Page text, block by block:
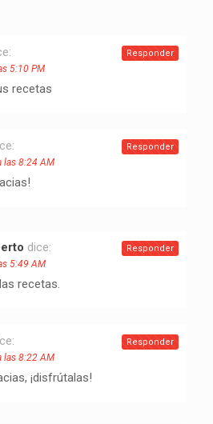
5:10 PM
recetas
Responder
8:24 AM
Responder
dice:
5:49 AM
recetas.
Responder
8:22 AM
¡disfrútalas!
Responder